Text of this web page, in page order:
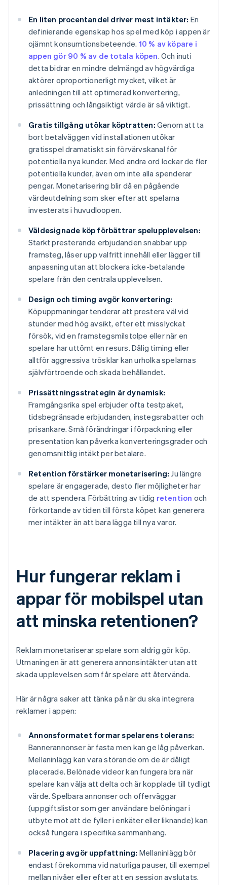
En liten procentandel driver mest intäkter: En
definierande egenskap hos spel med köp i appen är
ojämnt konsumtionsbeteende. 10 % av köpare i
appen gör 90 % av de totala köpen. Och inuti
detta bidrar en mindre delmängd av högvärdiga
aktörer oproportionerligt mycket, vilket är
anledningen till att optimerad konvertering,
prissättning och långsiktigt värde är så viktigt.
Gratis tillgång utökar köptratten: Genom att ta
bort betalväggen vid installationen utökar
gratisspel dramatiskt sin förvärvskanal för
potentiella nya kunder. Med andra ord lockar de fler
potentiella kunder, även om inte alla spenderar
pengar. Monetarisering blir då en pågående
värdeutdelning som sker efter att spelarna
investerats i huvudloopen.
Väldesignade köp förbättrar spelupplevelsen:
Starkt presterande erbjudanden snabbar upp
framsteg, låser upp valfritt innehåll eller lägger till
anpassning utan att blockera icke-betalande
spelare från den centrala upplevelsen.
Design och timing avgör konvertering:
Köpuppmaningar tenderar att prestera väl vid
stunder med hög avsikt, efter ett misslyckat
försök, vid en framstegsmilstolpe eller när en
spelare har uttömt en resurs. Dålig timing eller
alltför aggressiva trösklar kan urholka spelarnas
självförtroende och skada behållandet.
Prissättningsstrategin är dynamisk:
Framgångsrika spel erbjuder ofta testpaket,
tidsbegränsade erbjudanden, instegsrabatter och
prisankare. Små förändringar i förpackning eller
presentation kan påverka konverteringsgrader och
genomsnittlig intäkt per betalare.
Retention förstärker monetarisering: Ju längre
spelare är engagerade, desto fler möjligheter har
de att spendera. Förbättring av tidig retention och
förkortande av tiden till första köpet kan generera
mer intäkter än att bara lägga till nya varor.
Hur fungerar reklam i
appar för mobilspel utan
att minska retentionen?
Reklam monetariserar spelare som aldrig gör köp.
Utmaningen är att generera annonsintäkter utan att
skada upplevelsen som får spelare att återvända.
Här är några saker att tänka på när du ska integrera
reklamer i appen:
Annonsformatet formar spelarens tolerans:
Bannerannonser är fasta men kan ge låg påverkan.
Mellaninlägg kan vara störande om de är dåligt
placerade. Belönade videor kan fungera bra när
spelare kan välja att delta och är kopplade till tydligt
värde. Spelbara annonser och offerväggar
(uppgiftslistor som ger användare belöningar i
utbyte mot att de fyller i enkäter eller liknande) kan
också fungera i specifika sammanhang.
Placering avgör uppfattning: Mellaninlägg bör
endast förekomma vid naturliga pauser, till exempel
mellan nivåer eller efter att en session avslutats.